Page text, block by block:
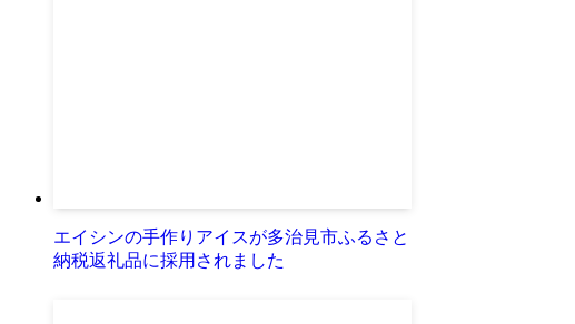
エイシンの手作りアイスが多治見市ふるさと
納税返礼品に採用されました